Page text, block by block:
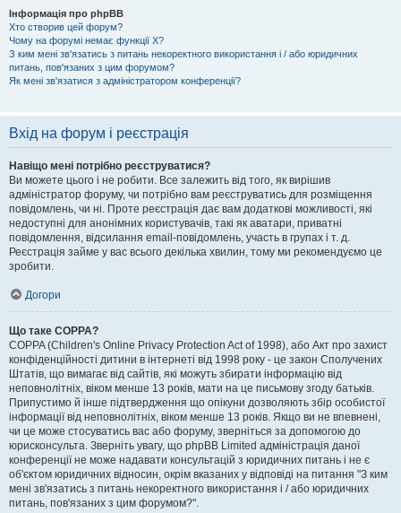
Інформація про phpBB
Хто створив цей форум?
Чому на форумі немає функції X?
З ким мені зв'язатись з питань некоректного використання і / або юридичних
питань, пов'язаних з цим форумом?
Як мені зв'язатися з адміністратором конференції?
Вхід на форум і реєстрація
Навіщо мені потрібно реєструватися?
Ви можете цього і не робити. Все залежить від того, як вирішив
адміністратор форуму, чи потрібно вам реєструватись для розміщення
повідомлень, чи ні. Проте реєстрація дає вам додаткові можливості, які
недоступні для анонімних користувачів, такі як аватари, приватні
повідомлення, відсилання email-повідомлень, участь в групах і т. д.
Реєстрація займе у вас всього декілька хвилин, тому ми рекомендуємо це
зробити.
Догори
Що таке COPPA?
COPPA (Children's Online Privacy Protection Act of 1998), або Акт про захист
конфіденційності дитини в інтернеті від 1998 року - це закон Сполучених
Штатів, що вимагає від сайтів, які можуть збирати інформацію від
неповнолітніх, віком менше 13 років, мати на це письмову згоду батьків.
Припустимо й інше підтвердження що опікуни дозволяють збір особистої
інформації від неповнолітніх, віком менше 13 років. Якщо ви не впевнені,
чи це може стосуватись вас або форуму, зверніться за допомогою до
юрисконсульта. Зверніть увагу, що phpBB Limited адміністрація даної
конференції не може надавати консультацій з юридичних питань і не є
об'єктом юридичних відносин, окрім вказаних у відповіді на питання "З ким
мені зв'язатись з питань некоректного використання і / або юридичних
питань, пов'язаних з цим форумом?".